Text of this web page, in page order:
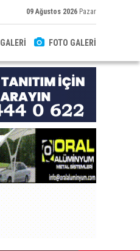
09 Ağustos 2026 Pazar
FOTO GALERİ